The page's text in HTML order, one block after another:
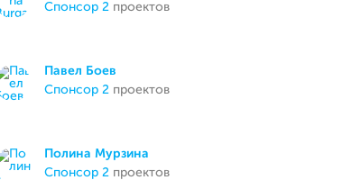
спонсор 2 проектов
Павел Боев
спонсор 2 проектов
Полина Мурзина
спонсор 2 проектов